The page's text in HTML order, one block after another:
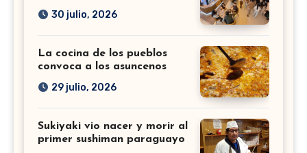
30 julio, 2026
La cocina de los pueblos
convoca a los asuncenos
29 julio, 2026
Sukiyaki vio nacer y morir al
primer sushiman paraguayo